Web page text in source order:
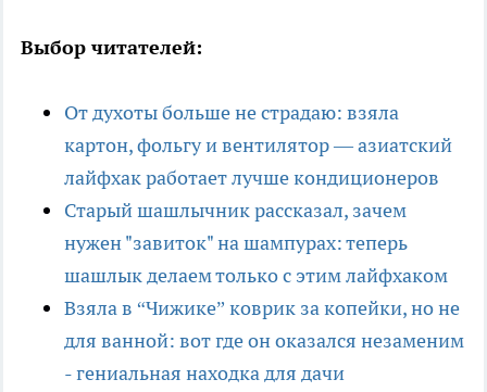
Выбор читателей:
От духоты больше не страдаю: взяла
картон, фольгу и вентилятор — азиатский
лайфхак работает лучше кондиционеров
Старый шашлычник рассказал, зачем
нужен "завиток" на шампурах: теперь
шашлык делаем только с этим лайфхаком
Взяла в “Чижике” коврик за копейки, но не
для ванной: вот где он оказался незаменим
- гениальная находка для дачи